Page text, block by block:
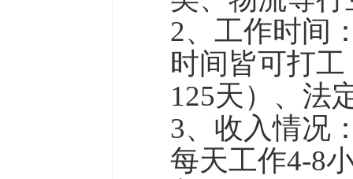
2、工作时间
时间皆可打
125天）、法
3、收入情况
每天工作4-8